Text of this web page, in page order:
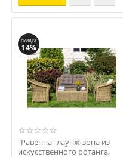
СКИДКА
14%
"Равенна" лаунж-зона из
искусственного ротанга,